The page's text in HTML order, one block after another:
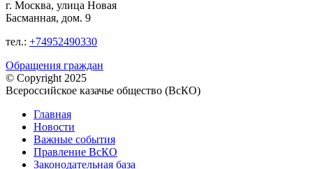
г. Москва, улица Новая
Басманная, дом. 9
тел.: +74952490330
Обращения граждан
© Copyright 2025
Всероссийское казачье общество (ВсКО)
Главная
Новости
Важные события
Правление ВсКО
Законодательная база